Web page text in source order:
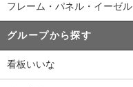
フレーム・パネル・イーゼル
グループから探す
看板いいな